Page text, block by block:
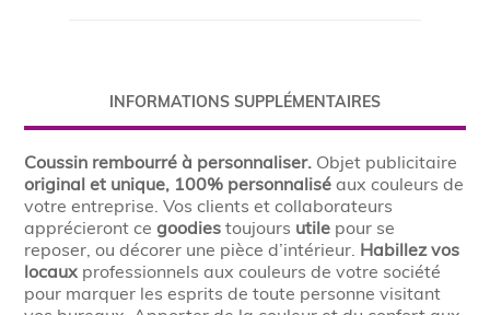
INFORMATIONS SUPPLÉMENTAIRES
Coussin rembourré à personnaliser. Objet publicitaire
original et unique, 100% personnalisé aux couleurs de
votre entreprise. Vos clients et collaborateurs
apprécieront cegoodiestoujours utile pour se
reposer, ou décorer une pièce d’intérieur. Habillez vos
locaux professionnels aux couleurs de votre société
pour marquer les esprits de toute personne visitant